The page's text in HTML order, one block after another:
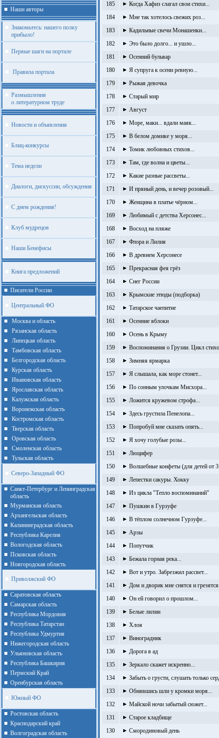
Наши авторы
Знакомьтесь: нашего полку
прибыло!
Первые шаги на портале
Правила портала
Размышления
о литературном труде
Новости и объявления
Блиц-конкурсы
Тема недели
Диалоги, дискуссии, обсуждения
С днем рождения!
Клуб мудрецов
Наши Бенефисы
Книга предложений
Писатели России
Центральный ФО
Москва и область
Рязанская область
Липецкая область
Тамбовская область
Белгородская область
Курская область
Ивановская область
Ярославская область
Калужская область
Воронежская область
Костромская область
Тверская область
Оровская область
Смоленская область
Тульская область
Северо-Западный ФО
Санкт-Петербург и Ленинградская
область
Мурманская область
Архангельская область
Калининградская область
Республика Карелия
Вологодская область
Псковская область
Новгородская область
Приволжский ФО
Cаратовская область
Cамарская область
Республика Мордовия
Республика Татарстан
Республика Удмуртия
Нижегородская область
Ульяновская область
Республика Башкирия
Пермский Край
Оренбурская область
Южный ФО
Ростовская область
Краснодарский край
Волгоградская область
185
Когда Хафиз слагал свои стихи...
184
Мне так хотелось свежих роз...
183
Кадильные свечи Монашенки...
182
Это было долго... и ушло...
181
Осенний бульвар
180
Я супруга к осени ревную...
179
Рыжая девочка
178
Старый мир
177
Август
176
Море, маки... вдали маяк...
175
В белом домике у моря...
174
Томик любовных стихов...
173
Там, где волна и цветы...
172
Какие разные рассветы...
171
И пряный день, и вечер розовый...
170
Женщина в платье чёрном...
169
Любимый с детства Херсонес...
168
Восход на пляже
167
Флора и Лилия
166
В древнем Херсонесе
165
Прекрасная фея грёз
164
Снег России
163
Крымские этюды (подборка)
162
Татарское чаепитие
161
Осенние яблоки
160
Осень в Крыму
159
Воспоминания о Грузии. Цикл
158
Зимняя ярмарка
157
Я слышала, как море стонет...
156
По сонным улочкам Мисхора...
155
Ложится кружевом строфа...
154
Здесь грустила Пенелопа...
153
Попробуй мне сказать опять...
152
Я хочу голубые розы...
151
Люцифер
150
Волшебные конфеты (для детей от
149
Лепестки сакуры. Хокку
148
Из цикла "Тепло воспоминаний"
147
Пушкин в Гурзуфе
146
В тёплом солнечном Гурзуфе...
145
Арзы
144
Попутчик
143
Бежала горная река...
142
Вот и утро. Забрезжил рассвет...
141
Дом и дворик мне снятся и
140
Он ей говорил о прошлом...
139
Белые лилии
138
Хлоя
137
Виноградник
136
Дорога в ад
135
Зеркало скажет искренно...
134
Забыть о грусти, слушать только
133
Обнявшись шли у кромки моря...
132
Майской ночи забытый сюжет...
131
Старое кладбище
130
Смородиновый день